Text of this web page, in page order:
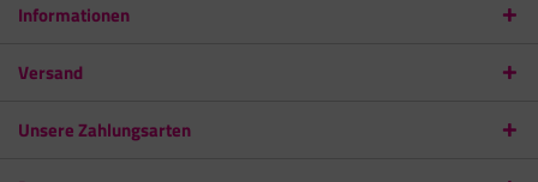
Informationen
Versand
Unsere Zahlungsarten